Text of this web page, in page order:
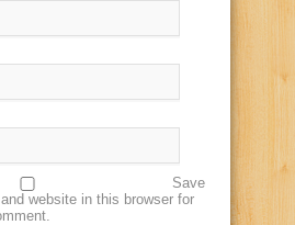
Save
website in this browser for